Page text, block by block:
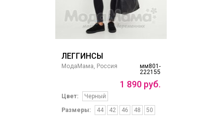
ЛЕГГИНСЫ
мм801-
222155
МодаМама, Россия
1 890 руб.
Цвет:
Черный
Размеры:
44 42 46 48 50